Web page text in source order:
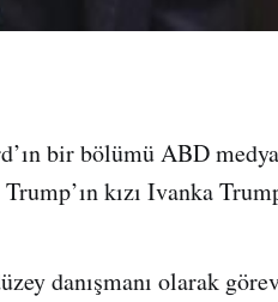
bir bölümü ABD
kızı Ivanka
danışmanı olarak